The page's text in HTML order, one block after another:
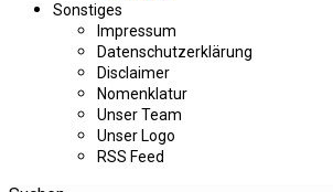
Sonstiges
Impressum
Datenschutzerklärung
Disclaimer
Nomenklatur
Unser Team
Unser Logo
RSS Feed